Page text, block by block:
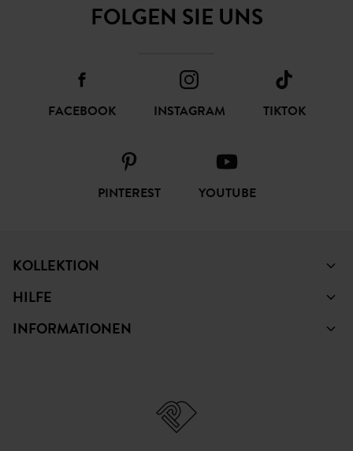
FOLGEN SIE UNS
FACEBOOK INSTAGRAM TIKTOK
PINTEREST YOUTUBE
KOLLEKTION
HILFE
INFORMATIONEN